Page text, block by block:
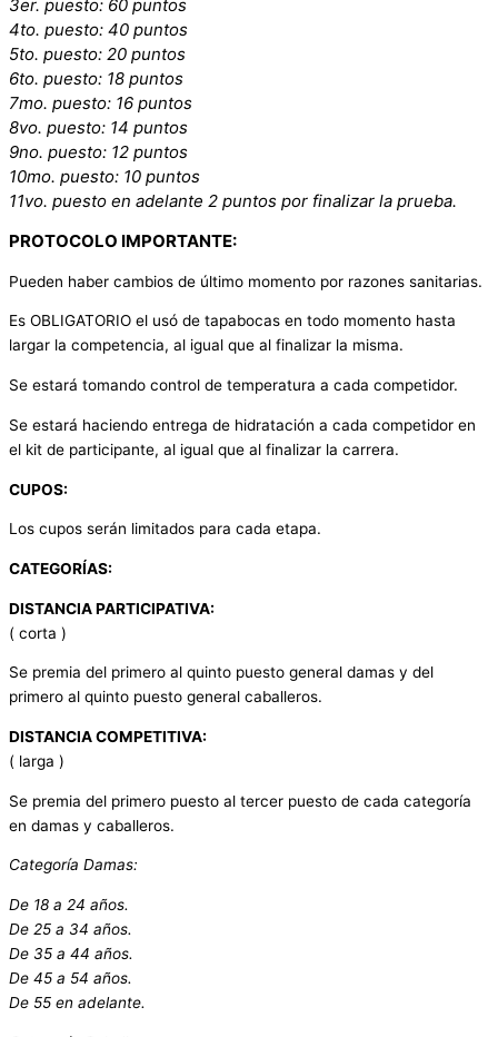
3er. puesto: 60 puntos
4to. puesto: 40 puntos
5to. puesto: 20 puntos
6to. puesto: 18 puntos
7mo. puesto: 16 puntos
8vo. puesto: 14 puntos
9no. puesto: 12 puntos
10mo. puesto: 10 puntos
11vo. puesto en adelante 2 puntos por finalizar la prueba.
PROTOCOLO IMPORTANTE:
Pueden haber cambios de último momento por razones sanitarias.
Es OBLIGATORIO el usó de tapabocas en todo momento hasta
largar la competencia, al igual que al finalizar la misma.
Se estará tomando control de temperatura a cada competidor.
Se estará haciendo entrega de hidratación a cada competidor en
el kit de participante, al igual que al finalizar la carrera.
CUPOS:
Los cupos serán limitados para cada etapa.
CATEGORÍAS:
DISTANCIA PARTICIPATIVA:
( corta )
Se premia del primero al quinto puesto general damas y del
primero al quinto puesto general caballeros.
DISTANCIA COMPETITIVA:
( larga )
Se premia del primero puesto al tercer puesto de cada categoría
en damas y caballeros.
Categoría Damas:
De 18 a 24 años.
De 25 a 34 años.
De 35 a 44 años.
De 45 a 54 años.
De 55 en adelante.